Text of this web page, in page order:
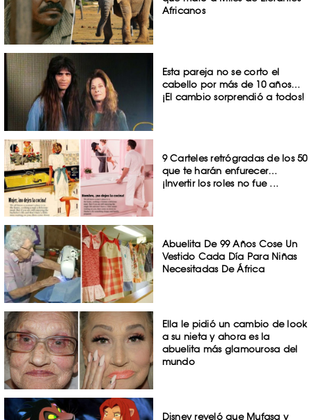
Africanos
Esta pareja no se corto el
cabello por más de 10 años…
¡El cambio sorprendió a todos!
9 Carteles retrógradas de los 50
que te harán enfurecer…
¡Invertir los roles no fue ...
Abuelita De 99 Años Cose Un
Vestido Cada Día Para Niñas
Necesitadas De África
Ella le pidió un cambio de look
a su nieta y ahora es la
abuelita más glamourosa del
mundo
Disney reveló que Mufasa y